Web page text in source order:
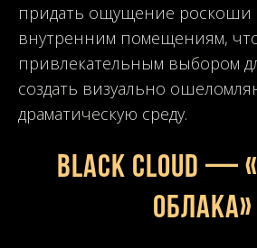
придать ощущение роскоши
внутренним помещениям,
привлекательным выбором
создать визуально
драматическую среду.
Black Cloud —
облака»